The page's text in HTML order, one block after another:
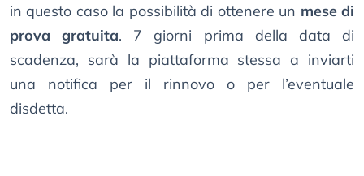
in questo caso la possibilità di ottenere un mese di
prova gratuita. 7 giorni prima della data di
scadenza, sarà la piattaforma stessa a inviarti
una notifica per il rinnovo o per l’eventuale
disdetta.